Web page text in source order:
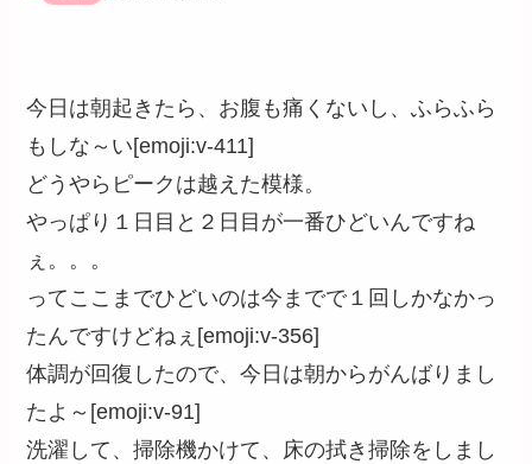
今日は朝起きたら、お腹も痛くないし、ふらふら
もしな～い[emoji:v-411]
どうやらピークは越えた模様。
やっぱり１日目と２日目が一番ひどいんですね
ぇ。。。
ってここまでひどいのは今までで１回しかなかっ
たんですけどねぇ[emoji:v-356]
体調が回復したので、今日は朝からがんばりまし
たよ～[emoji:v-91]
洗濯して、掃除機かけて、床の拭き掃除をしまし